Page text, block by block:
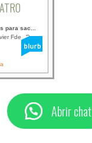
para sac...
Fdez B...
Abrir chat